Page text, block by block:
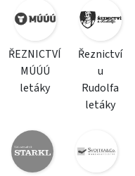
ŘEZNICTVÍ
MÚÚÚ
letáky
Řeznictví
u
Rudolfa
letáky